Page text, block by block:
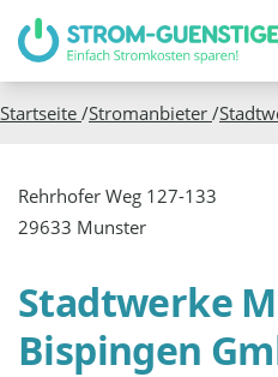
Startseite /Stromanbieter /
Stadtwerke
Bispingen
Rehrhofer Weg 127-133
29633 Munster